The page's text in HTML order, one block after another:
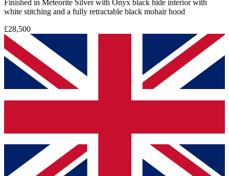
Finished in Meteorite Silver with Onyx black hide interior with
white stitching and a fully retractable black mohair hood
£28,500